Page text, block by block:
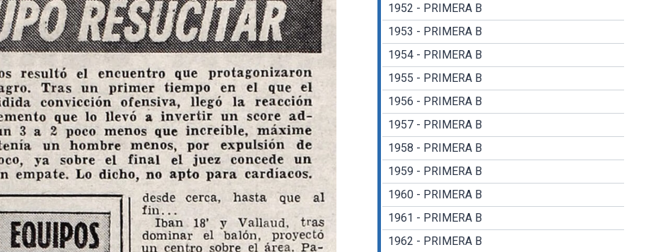
1952 - PRIMERA B
1953 - PRIMERA B
1954 - PRIMERA B
1955 - PRIMERA B
1956 - PRIMERA B
1957 - PRIMERA B
1958 - PRIMERA B
1959 - PRIMERA B
1960 - PRIMERA B
1961 - PRIMERA B
1962 - PRIMERA B